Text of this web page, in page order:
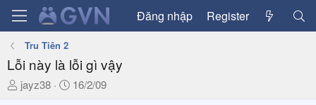
Đăng nhập Register
Tru Tiên 2
Lỗi này là lỗi gì vậy
T
jayz38
N
16/2/09